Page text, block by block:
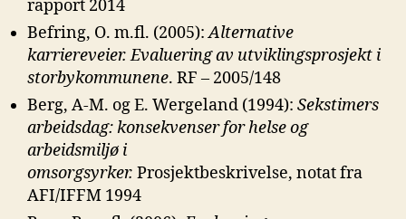
rapport 2014
Befring, O. m.fl. (2005):Alternative
karriereveier. Evaluering av utviklingsprosjekt i
storbykommunene. RF – 2005/148
Berg, A-M. og E. Wergeland (1994): Sekstimers
arbeidsdag:konsekvenser for helse og
arbeidsmiljø i
omsorgsyrker. Prosjektbeskrivelse, notat fra
AFI/IFFM 1994